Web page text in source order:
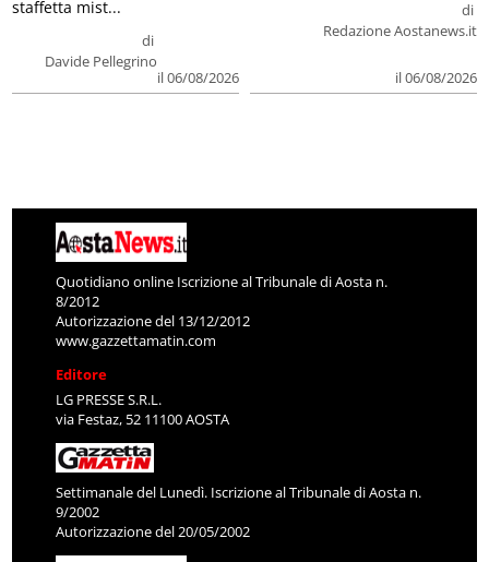
di
Davide Pellegrino
il 06/08/2026
staffetta mist...
di
Redazione Aostanews.it
il 06/08/2026
Quotidiano online Iscrizione al Tribunale di Aosta n.
8/2012
Autorizzazione del 13/12/2012
www.gazzettamatin.com
Editore
LG PRESSE S.R.L.
via Festaz, 52 11100 AOSTA
Settimanale del Lunedì. Iscrizione al Tribunale di Aosta n.
9/2002
Autorizzazione del 20/05/2002